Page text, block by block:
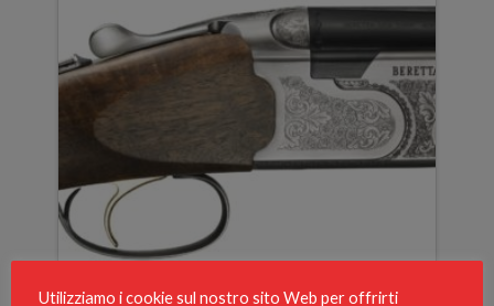
Utilizziamo i cookie sul nostro sito Web per offrirti